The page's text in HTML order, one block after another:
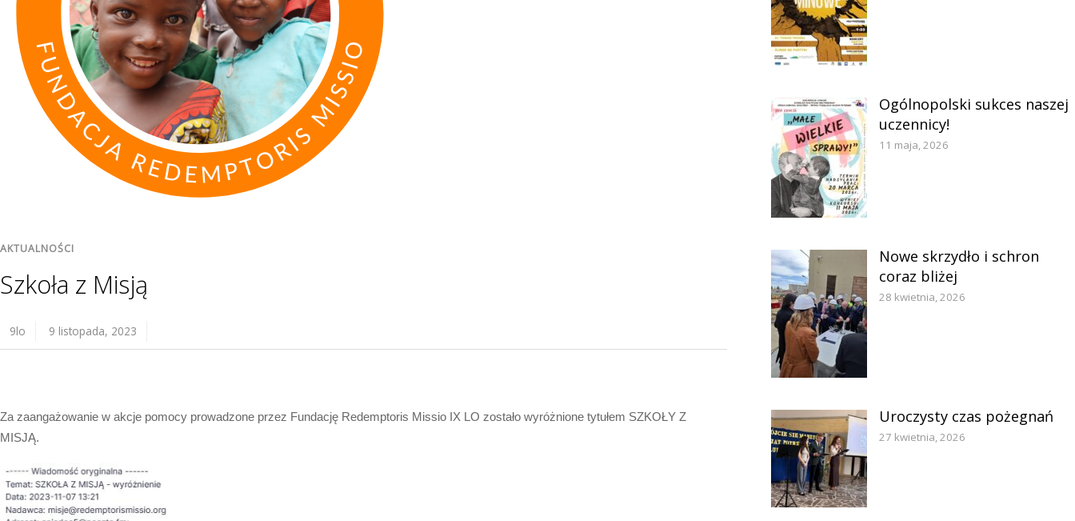
AKTUALNOŚCI
Szkoła z Misją
9lo 9 listopada, 2023
Za zaangażowanie w akcje pomocy prowadzone przez Fundację Redemptoris Missio IX LO zostało wyróżnione tytułem SZKOŁY Z
MISJĄ.
Ogólnopolski sukces naszej
uczennicy!
11 maja, 2026
Nowe skrzydło i schron
coraz bliżej
28 kwietnia, 2026
Uroczysty czas pożegnań
27 kwietnia, 2026